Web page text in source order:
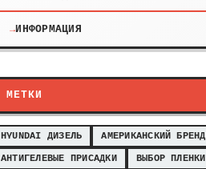
ИНФОРМАЦИЯ
МЕТКИ
HYUNDAI ДИЗЕЛЬ
АМЕРИКАНСКИЙ БРЕНД
АНТИГЕЛЕВЫЕ ПРИСАДКИ
ВЫБОР ПЛЕНКИ